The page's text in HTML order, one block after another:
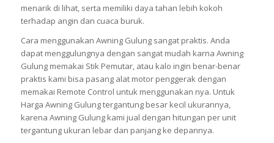
menarik di lihat, serta memiliki daya tahan lebih kokoh
terhadap angin dan cuaca buruk.
Cara menggunakan Awning Gulung sangat praktis. Anda
dapat menggulungnya dengan sangat mudah karna Awning
Gulung memakai Stik Pemutar, atau kalo ingin benar-benar
praktis kami bisa pasang alat motor penggerak dengan
memakai Remote Control untuk menggunakan nya. Untuk
Harga Awning Gulung tergantung besar kecil ukurannya,
karena Awning Gulung kami jual dengan hitungan per unit
tergantung ukuran lebar dan panjang ke depannya.